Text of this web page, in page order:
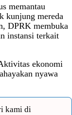
memantau
kunjung mereda
DPRK membuka
instansi terkait
ekonomi
nyawa
kami di